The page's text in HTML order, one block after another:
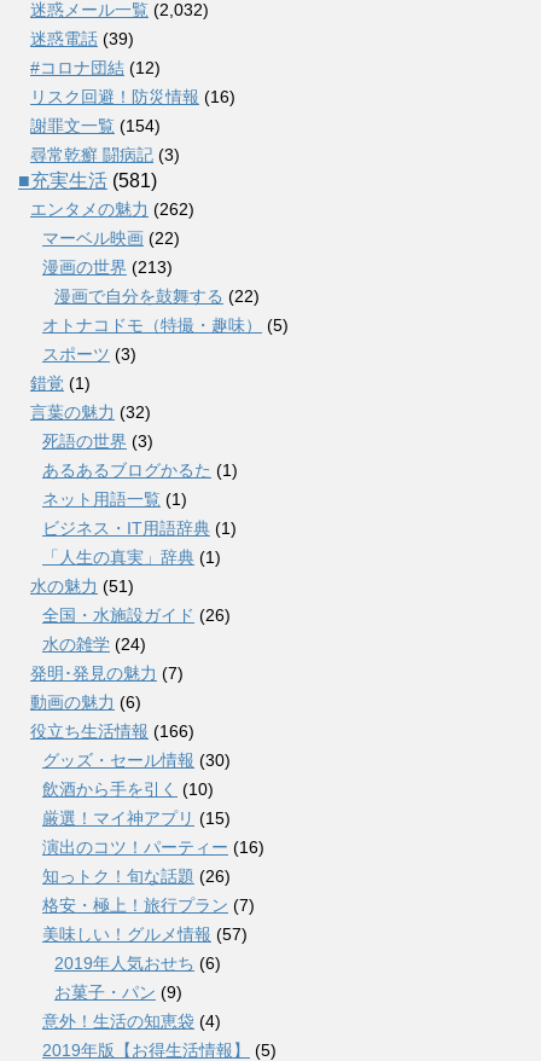
迷惑メール一覧 (2,032)
迷惑電話 (39)
#コロナ団結 (12)
リスク回避！防災情報 (16)
謝罪文一覧 (154)
尋常乾癬 闘病記 (3)
■充実生活 (581)
エンタメの魅力 (262)
マーベル映画 (22)
漫画の世界 (213)
漫画で自分を鼓舞する (22)
オトナコドモ（特撮・趣味）
(5)
スポーツ (3)
錯覚 (1)
言葉の魅力 (32)
死語の世界 (3)
あるあるブログかるた (1)
ネット用語一覧 (1)
ビジネス・IT用語辞典 (1)
「人生の真実」辞典 (1)
水の魅力 (51)
全国・水施設ガイド (26)
水の雑学 (24)
発明･発見の魅力 (7)
動画の魅力 (6)
役立ち生活情報 (166)
グッズ・セール情報 (30)
飲酒から手を引く (10)
厳選！マイ神アプリ (15)
演出のコツ！パーティー (16)
知っトク！旬な話題 (26)
格安・極上！旅行プラン (7)
美味しい！グルメ情報 (57)
2019年人気おせち (6)
お菓子・パン (9)
意外！生活の知恵袋 (4)
2019年版【お得生活情報】
(5)